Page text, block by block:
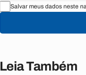
Salvar meus dados neste
Leia Também